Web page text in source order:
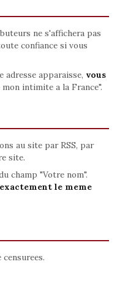
ne s'affichera pas
confiance si vous
adresse apparaisse, vous
intimite a la France".
au site par RSS, par
site.
champ "Votre nom".
le meme